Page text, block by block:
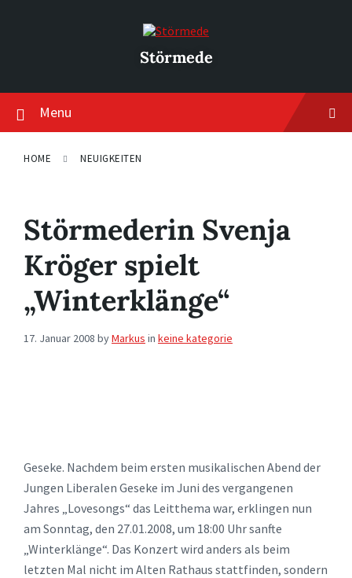
Störmede
Menu
HOME NEUIGKEITEN
Störmederin Svenja
Kröger spielt
„Winterklänge“
17. Januar 2008 byMarkus in keine kategorie
Geseke. Nachdem beim ersten musikalischen Abend der
Jungen Liberalen Geseke im Juni des vergangenen
Jahres „Lovesongs“ das Leitthema war, erklingen nun
am Sonntag, den 27.01.2008, um 18:00 Uhr sanfte
„Winterklänge“. Das Konzert wird anders als beim
letzten Mal nicht im Alten Rathaus stattfinden, sondern